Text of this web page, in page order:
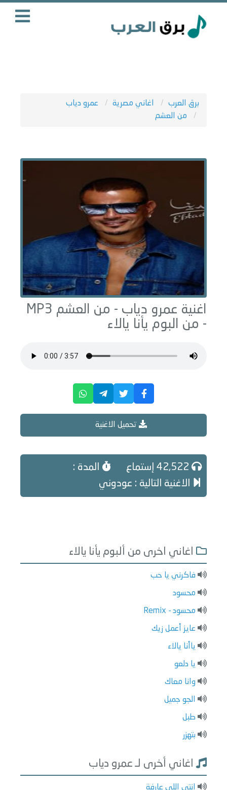
برق العرب اغاني مصرية
عمرو دياب
من العشم
اغنية عمرو دياب - من العشم MP3
- من البوم يأنا يالاء
تحميل الاغنية
المدة :
الاغنية التالية : عودوني
اغاني اخرى من ألبوم يأنا يالاء
فاكرني يا حب
محسود
محسود - Remix
عايز أعمل زيك
ياأنا يالاء
يا دلعو
وانا معاك
الجو جميل
طبل
بتهزر
اغاني أخرى لـ عمرو دياب
انتي اللي عارفة